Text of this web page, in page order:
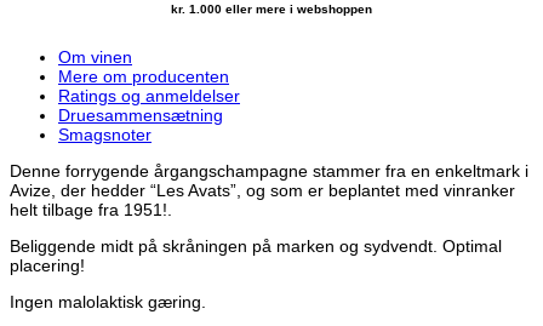
kr. 1.000 eller mere i webshoppen
Om vinen
Mere om producenten
Ratings og anmeldelser
Druesammensætning
Smagsnoter
Denne forrygende årgangschampagne stammer fra en enkeltmark i
Avize, der hedder “Les Avats”, og som er beplantet med vinranker
helt tilbage fra 1951!.
Beliggende midt på skråningen på marken og sydvendt. Optimal
placering!
Ingen malolaktisk gæring.